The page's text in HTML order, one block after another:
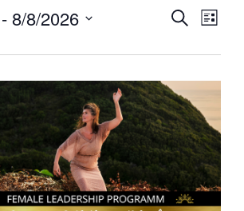
SucheListe
- 8/8/2026